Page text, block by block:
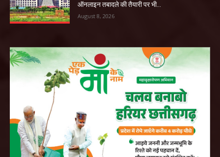
ऑनलाइन तबादले की तैयारी पर भी...
August 8, 2026